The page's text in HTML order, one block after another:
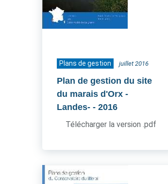
Plans de gestion juillet 2016
Plan de gestion du site
du marais d'Orx -
Landes- - 2016
Télécharger la version .pdf